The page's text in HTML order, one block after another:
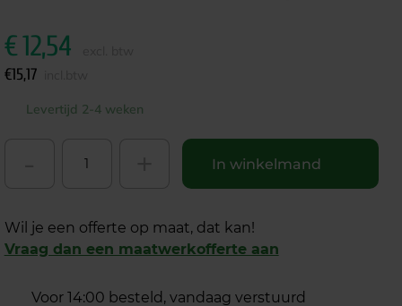
€12,54
€15,17
Levertijd 2-4 weken
In winkelmand
Wil je een offerte op maat, dat kan!
Vraag dan een maatwerkofferte aan
Voor 14:00 besteld, vandaag verstuurd